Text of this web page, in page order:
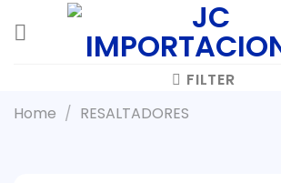
FILTER
Home / RESALTADORES